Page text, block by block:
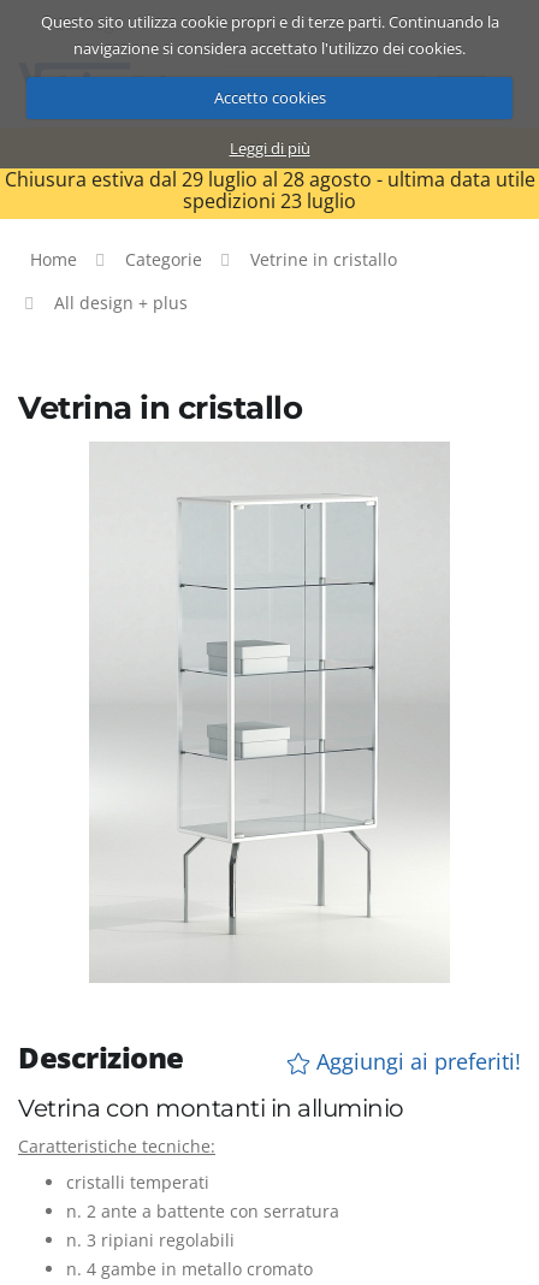
Questo sito utilizza cookie propri e di terze parti. Continuando la
navigazione si considera accettato l'utilizzo dei cookies.
Accetto cookies
Leggi di più
Catalogo Carrello ITA
Chiusura estiva dal 29 luglio al 28 agosto - ultima data utile
spedizioni 23 luglio
Home Categorie
Vetrine in cristallo
All design + plus
Vetrina in cristallo
Descrizione
Aggiungi ai preferiti!
Vetrina con montanti in alluminio
Caratteristiche tecniche:
cristalli temperati
n. 2 ante a battente con serratura
n. 3 ripiani regolabili
n. 4 gambe in metallo cromato